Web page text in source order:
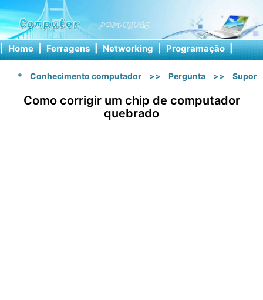
| Home | Ferragens | Networking | Programação |
* Conhecimento computador >> Pergunta >>
Como corrigir um chip de computador
quebrado